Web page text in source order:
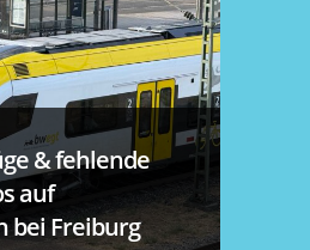
& fehlende
auf
bei Freiburg